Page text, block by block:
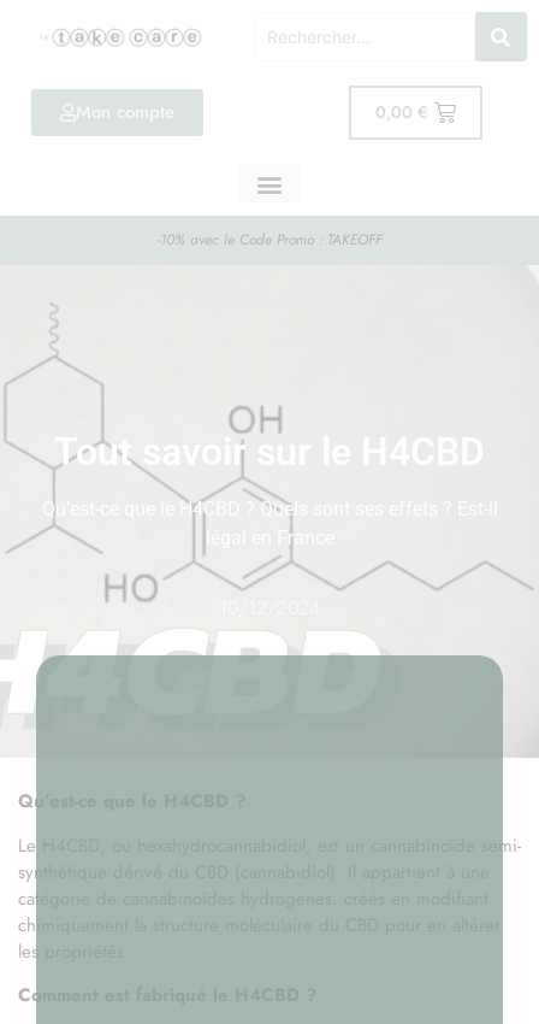
Mon compte 0,00 €
-10% avec le Code Promo : TAKEOFF
Tout savoir sur le H4CBD
Qu’est-ce que le H4CBD ? Quels sont ses effets ? Est-il
légal en France
Qu’est-ce que le H4CBD ?
Le H4CBD, ou hexahydrocannabidiol, est un cannabinoïde semi-
synthétique dérivé du CBD (cannabidiol). Il appartient à une
catégorie de cannabinoïdes hydrogénés, créés en modifiant
chimiquement la structure moléculaire du CBD pour en altérer
les propriétés.
Comment est fabriqué le H4CBD ?